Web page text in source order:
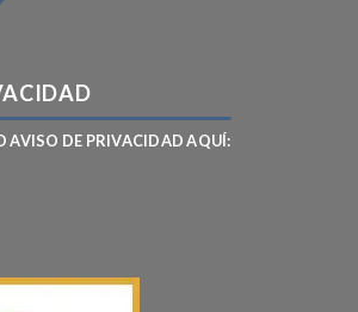
AVISO DE PRIVACIDAD AQUÍ: